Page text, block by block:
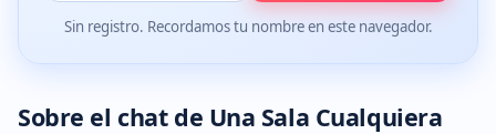
Sin registro. Recordamos tu nombre en este navegador.
Sobre el chat de Una Sala Cualquiera